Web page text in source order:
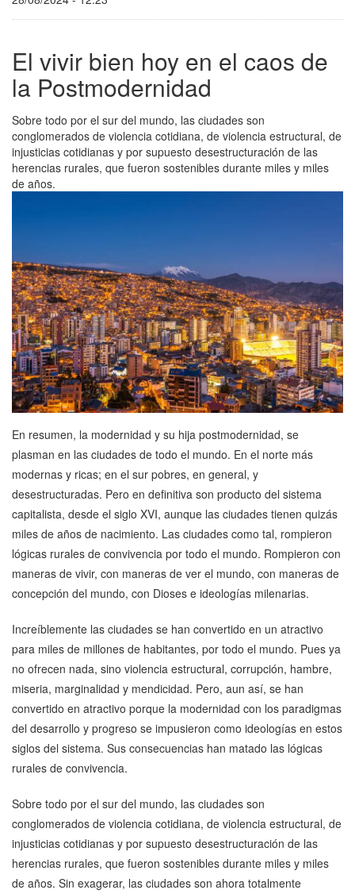
El vivir bien hoy en el caos de
la Postmodernidad
Sobre todo por el sur del mundo, las ciudades son
conglomerados de violencia cotidiana, de violencia estructural, de
injusticias cotidianas y por supuesto desestructuración de las
herencias rurales, que fueron sostenibles durante miles y miles
de años.
En resumen, la modernidad y su hija postmodernidad, se
plasman en las ciudades de todo el mundo. En el norte más
modernas y ricas; en el sur pobres, en general, y
desestructuradas. Pero en definitiva son producto del sistema
capitalista, desde el siglo XVI, aunque las ciudades tienen quizás
miles de años de nacimiento. Las ciudades como tal, rompieron
lógicas rurales de convivencia por todo el mundo. Rompieron con
maneras de vivir, con maneras de ver el mundo, con maneras de
concepción del mundo, con Dioses e ideologías milenarias.
Increíblemente las ciudades se han convertido en un atractivo
para miles de millones de habitantes, por todo el mundo. Pues ya
no ofrecen nada, sino violencia estructural, corrupción, hambre,
miseria, marginalidad y mendicidad. Pero, aun así, se han
convertido en atractivo porque la modernidad con los paradigmas
del desarrollo y progreso se impusieron como ideologías en estos
siglos del sistema. Sus consecuencias han matado las lógicas
rurales de convivencia.
Sobre todo por el sur del mundo, las ciudades son
conglomerados de violencia cotidiana, de violencia estructural, de
injusticias cotidianas y por supuesto desestructuración de las
herencias rurales, que fueron sostenibles durante miles y miles
de años. Sin exagerar, las ciudades son ahora totalmente